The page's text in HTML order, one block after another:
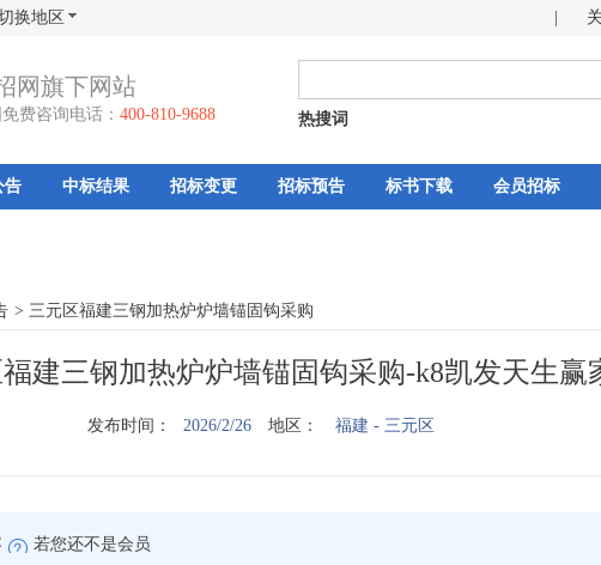
换地区
网旗下网站
费咨询电话： 400-810-9688 热搜词
告 中标结果 招标变更 招标预告 标书下载 会员招标
> 三元区福建三钢加热炉炉墙锚固钩采购
建三钢加热炉炉墙锚固钩采购-k8凯发天生赢
发布时间： 2026/2/26 地区： 福建 - 三元区
若您还不是会员